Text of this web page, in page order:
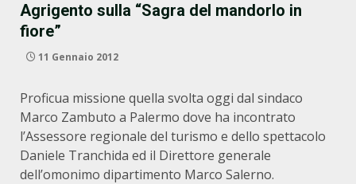
Agrigento sulla “Sagra del mandorlo in
fiore”
11 Gennaio 2012
Proficua missione quella svolta oggi dal sindaco
Marco Zambuto a Palermo dove ha incontrato
l’Assessore regionale del turismo e dello spettacolo
Daniele Tranchida ed il Direttore generale
dell’omonimo dipartimento Marco Salerno.